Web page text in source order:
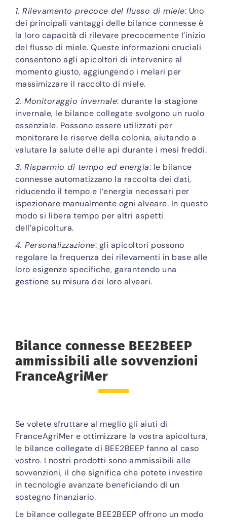
1. Rilevamento precoce del flusso di miele: Uno
dei principali vantaggi delle bilance connesse è
la loro capacità di rilevare precocemente l’inizio
del flusso di miele. Queste informazioni cruciali
consentono agli apicoltori di intervenire al
momento giusto, aggiungendo i melari per
massimizzare il raccolto di miele.
2. Monitoraggio invernale: durante la stagione
invernale, le bilance collegate svolgono un ruolo
essenziale. Possono essere utilizzati per
monitorare le riserve della colonia, aiutando a
valutare la salute delle api durante i mesi freddi.
3. Risparmio di tempo ed energia: le bilance
connesse automatizzano la raccolta dei dati,
riducendo il tempo e l’energia necessari per
ispezionare manualmente ogni alveare. In questo
modo si libera tempo per altri aspetti
dell’apicoltura.
4. Personalizzazione: gli apicoltori possono
regolare la frequenza dei rilevamenti in base alle
loro esigenze specifiche, garantendo una
gestione su misura dei loro alveari.
Bilance connesse BEE2BEEP
ammissibili alle sovvenzioni
FranceAgriMer
Se volete sfruttare al meglio gli aiuti di
FranceAgriMer e ottimizzare la vostra apicoltura,
le bilance collegate di BEE2BEEP fanno al caso
vostro. I nostri prodotti sono ammissibili alle
sovvenzioni, il che significa che potete investire
in tecnologie avanzate beneficiando di un
sostegno finanziario.
Le bilance collegate BEE2BEEP offrono un modo